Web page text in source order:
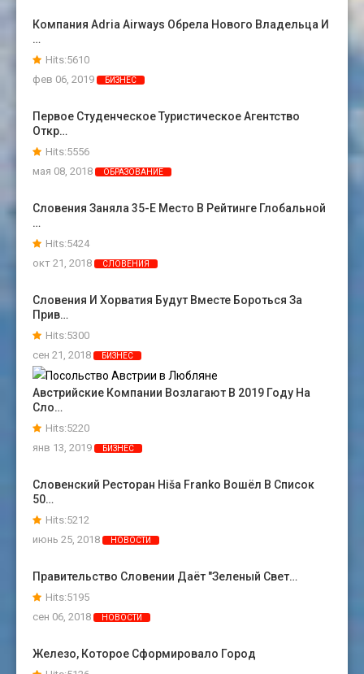
Компания Adria Airways Обрела Нового Владельца И
…
Hits:5610
фев 06, 2019
БИЗНЕС
Первое Студенческое Туристическое Агентство
Откр…
Hits:5556
мая 08, 2018
ОБРАЗОВАНИЕ
Словения Заняла 35-Е Место В Рейтинге Глобальной
…
Hits:5424
окт 21, 2018
СЛОВЕНИЯ
Словения И Хорватия Будут Вместе Бороться За
Прив…
Hits:5300
сен 21, 2018
БИЗНЕС
Австрийские Компании Возлагают В 2019 Году На
Сло…
Hits:5220
янв 13, 2019
БИЗНЕС
Словенский Ресторан Hiša Franko Вошёл В Список
50…
Hits:5212
июнь 25, 2018
НОВОСТИ
Правительство Словении Даёт "зеленый Свет…
Hits:5195
сен 06, 2018
НОВОСТИ
Железо, Которое Сформировало Город